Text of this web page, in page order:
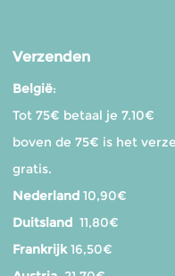
Verzenden
België:
Tot 75€ betaal je 7.10€
boven de 75€ is het
gratis.
Nederland10,90€
Duitsland11,80€
Frankrijk16,50€